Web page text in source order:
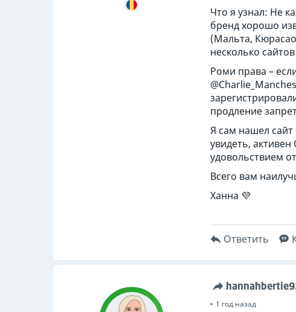
Что я узнал: Не
бренд хорошо
(Мальта,
несколько
Роми права –
продление
Я сам нашел
увидеть,
удовольствием
Всего вам
Ханна 💜
Ответить
1 год назад